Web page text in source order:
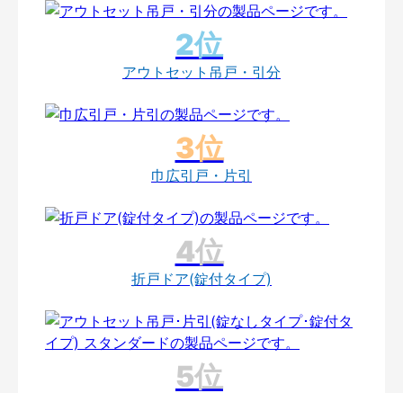
アウトセット吊戸・引分
巾広引戸・片引
折戸ドア(錠付タイプ)